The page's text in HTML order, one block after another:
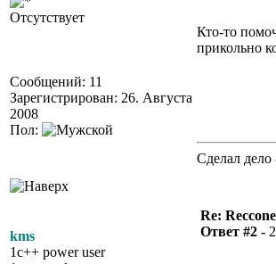
Отсутствует
Сообщений: 11
Зарегистрирован: 26. Августа
2008
Пол:
Кто-то
прикольно
Сделал дело
kms
1c++ power user
Re:
Ответ #2 -